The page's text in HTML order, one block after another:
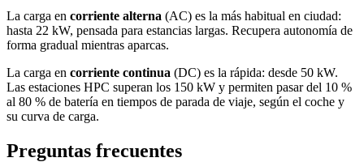
La carga en corriente alterna (AC) es la más habitual en ciudad:
hasta 22 kW, pensada para estancias largas. Recupera autonomía de
forma gradual mientras aparcas.
La carga en corriente continua (DC) es la rápida: desde 50 kW.
Las estaciones HPC superan los 150 kW y permiten pasar del 10 %
al 80 % de batería en tiempos de parada de viaje, según el coche y
su curva de carga.
Preguntas frecuentes